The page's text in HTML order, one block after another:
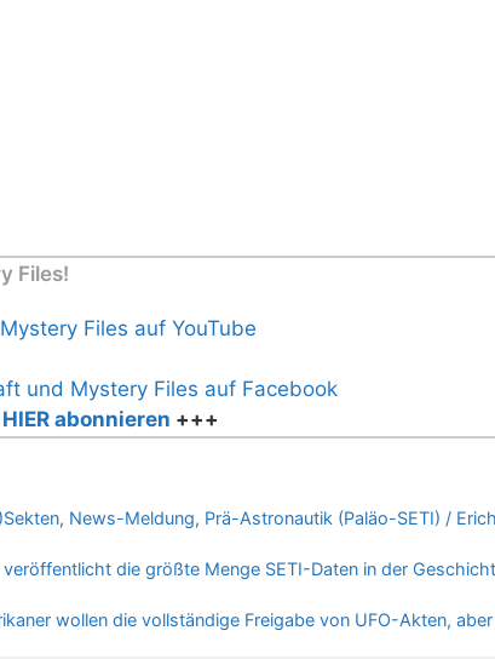
Files!
abonnieren +++
, News-Meldung, Prä-Astronautik (Paläo-SETI) /
die größte Menge SETI-Daten in der
wollen die vollständige Freigabe von UFO-Akten,